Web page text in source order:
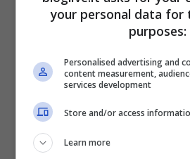
your personal data for
purposes:
Personalised advertising and
content measurement,
services development
Store and/or access
Learn more